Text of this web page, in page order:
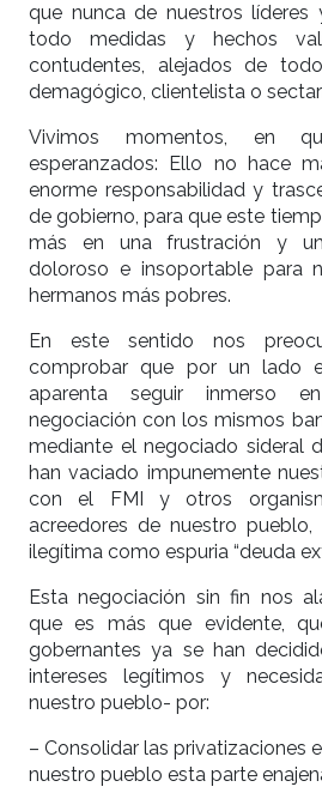
que nunca de nuestros líderes
todo medidas y hechos
contudentes, alejados de
demagógico, clientelista o
Vivimos momentos, en
esperanzados: Ello no hace
enorme responsabilidad y
de gobierno, para que este
más en una frustración y
doloroso e insoportable para
hermanos más pobres.
En este sentido nos
comprobar que por un lado
aparenta seguir inmerso
negociación con los mismos
mediante el negociado sideral
han vaciado impunemente
con el FMI y otros
acreedores de nuestro
ilegítima como espuria “deuda
Esta negociación sin fin nos
que es más que evidente,
gobernantes ya se han
intereses legítimos y
nuestro pueblo- por:
– Consolidar las privatizaciones
nuestro pueblo esta parte